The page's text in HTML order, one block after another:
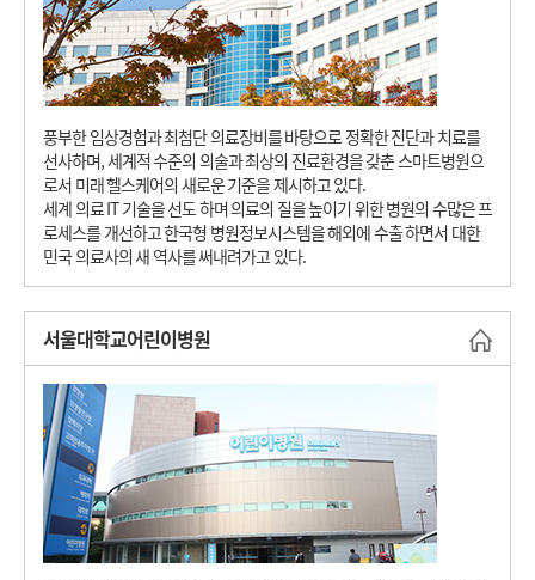
풍부한 임상경험과 최첨단 의료장비를 바탕으로 정확한 진단과 치료를
선사하며, 세계적 수준의 의술과 최상의 진료환경을 갖춘 스마트병원으
로서 미래 헬스케어의 새로운 기준을 제시하고 있다.
세계 의료 IT 기술을 선도 하며 의료의 질을 높이기 위한 병원의 수많은 프
로세스를 개선하고 한국형 병원정보시스템을 해외에 수출 하면서 대한
민국 의료사의 새 역사를 써내려가고 있다.
서울대학교어린이병원